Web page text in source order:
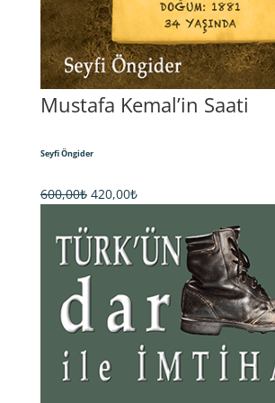
Mustafa Kemal’in Saati
Seyfi Öngider
600,00₺ Orijinal
600,00₺.
420,00₺Şu
fiyat:
420,00₺.